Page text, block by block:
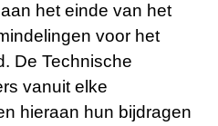
het einde van het
voor het
De Technische
vanuit elke
hieraan hun bijdragen